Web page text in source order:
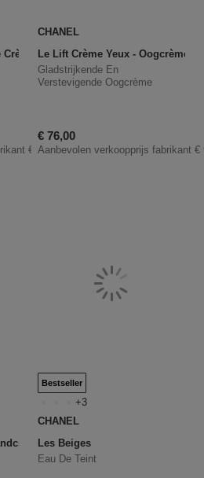
€ 145,00
CHANEL
Le Lift Crème Yeux - Oogcrème
Gladstrijkende En
Verstevigende Oogcrème
Kortingsprijs
€ 76,00
Aanbevolen verkoopprijs fabrikant €
3
Bestseller
CHANEL
Les Beiges
Eau De Teint